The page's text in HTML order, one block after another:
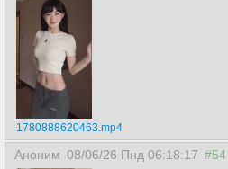
1780888620463.mp4
Аноним 08/06/26 Пнд 06:18:17 #54